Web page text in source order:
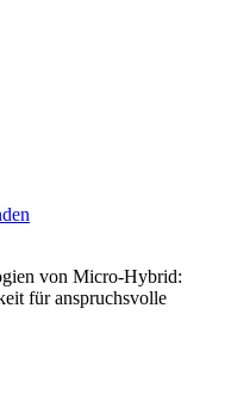
von Micro-Hybrid:
für anspruchsvolle